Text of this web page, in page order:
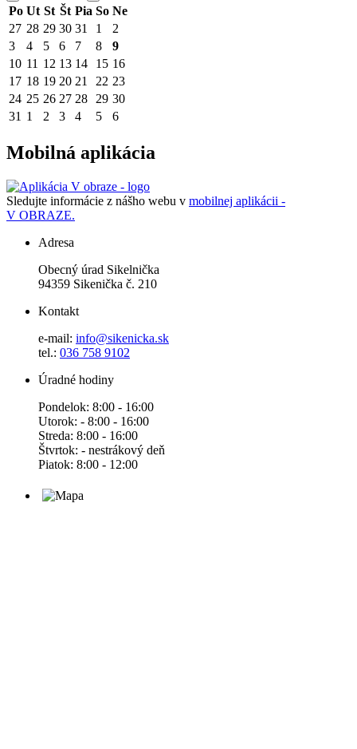
Po Ut St Št Pia So Ne
27 28 29 30 31 1
2
3
4 5 6 7 8
9
10 11 12 13 14 15 16
17 18 19 20 21 22 23
24 25 26 27 28 29 30
31 1 2 3 4 5 6
Mobilná aplikácia
Sledujte informácie z nášho webu v mobilnej aplikácii -
V OBRAZE.
Adresa
Obecný úrad Sikelnička
94359 Sikenička č. 210
Kontakt
e-mail: info@sikenicka.sk
tel.: 036 758 9102
Úradné hodiny
Pondelok: 8:00 - 16:00
Utorok: - 8:00 - 16:00
Streda: 8:00 - 16:00
Štvrtok: - nestrákový deň
Piatok: 8:00 - 12:00